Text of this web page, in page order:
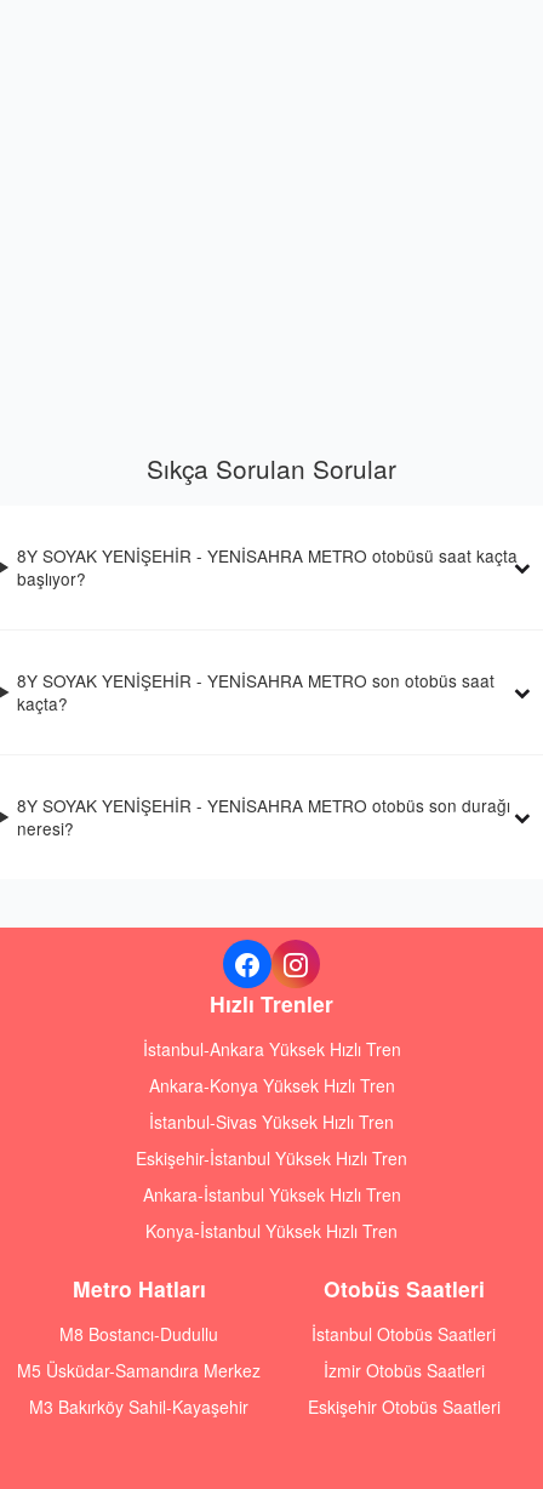
Sıkça Sorulan Sorular
8Y SOYAK YENİŞEHİR - YENİSAHRA METRO otobüsü saat kaçta
başlıyor?
8Y SOYAK YENİŞEHİR - YENİSAHRA METRO son otobüs saat
kaçta?
8Y SOYAK YENİŞEHİR - YENİSAHRA METRO otobüs son durağı
neresi?
Hızlı Trenler
İstanbul-Ankara Yüksek Hızlı Tren
Ankara-Konya Yüksek Hızlı Tren
İstanbul-Sivas Yüksek Hızlı Tren
Eskişehir-İstanbul Yüksek Hızlı Tren
Ankara-İstanbul Yüksek Hızlı Tren
Konya-İstanbul Yüksek Hızlı Tren
Metro Hatları
M8 Bostancı-Dudullu
M5 Üsküdar-Samandıra Merkez
M3 Bakırköy Sahil-Kayaşehir
Otobüs Saatleri
İstanbul Otobüs Saatleri
İzmir Otobüs Saatleri
Eskişehir Otobüs Saatleri